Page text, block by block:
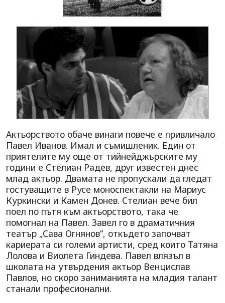
Актьорството обаче винаги повече е привличало
Павел Иванов. Имал и съмишленик. Един от
приятелите му още от тийнейджърските му
години е Стелиан Радев, друг известен днес
млад актьор. Двамата не пропускали да гледат
гостуващите в Русе моноспектакли на Мариус
Куркински и Камен Донев. Стелиан вече бил
поел по пътя към актьорството, така че
помогнал на Павел. Завел го в драматичния
театър „Сава Огнянов“, откъдето започват
кариерата си големи артисти, сред които Татяна
Лолова и Виолета Гиндева. Павел влязъл в
школата на утвърдения актьор Венцислав
Павлов, но скоро заниманията на младия талант
станали професионални.